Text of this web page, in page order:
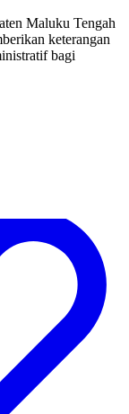
Maluku Tengah
keterangan
bagi